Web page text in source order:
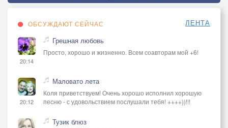
ОБСУЖДАЮТ СЕЙЧАС ЛЕНТА
20:14
Грешная любовь
Просто, хорошо и жизненно. Всем соавторам мой +6!
20:12
Маловато лета
Коля приветствуем! Очень хорошо исполнил хорошую
песню - с удовольствием послушали тебя! ++++))!!!
Тузик блюз